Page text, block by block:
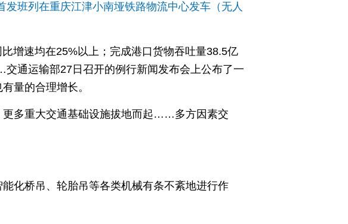
班列在重庆江津小南垭铁路物流中心发车（无人
增速均在25%以上；完成港口货物吞吐量38.5亿
通运输部27日召开的例行新闻发布会上公布了一
量的合理增长。
更多重大交通基础设施拔地而起……多方因素交
化桥吊、轮胎吊等各类机械有条不紊地进行作